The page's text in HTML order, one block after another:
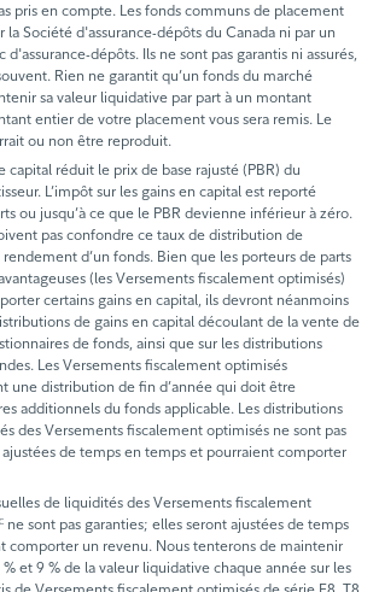
pris en compte. Les fonds communs de placement
la Société d'assurance-dépôts du Canada ni par un
dépôts. Ils ne sont pas garantis ni assurés,
Rien ne garantit qu’un fonds du marché
sa valeur liquidative par part à un montant
entier de votre placement vous sera remis. Le
ou non être reproduit.
capital réduit le prix de base rajusté (PBR) du
L’impôt sur les gains en capital est reporté
ou jusqu’à ce que le PBR devienne inférieur à zéro.
pas confondre ce taux de distribution de
d’un fonds. Bien que les porteurs de parts
(les Versements fiscalement optimisés)
certains gains en capital, ils devront néanmoins
de gains en capital découlant de la vente de
de fonds, ainsi que sur les distributions
Les Versements fiscalement optimisés
une distribution de fin d’année qui doit être
additionnels du fonds applicable. Les distributions
des Versements fiscalement optimisés ne sont pas
de temps en temps et pourraient comporter
de liquidités des Versements fiscalement
ne sont pas garanties; elles seront ajustées de temps
comporter un revenu. Nous tenterons de maintenir
et 9 % de la valeur liquidative chaque année sur les